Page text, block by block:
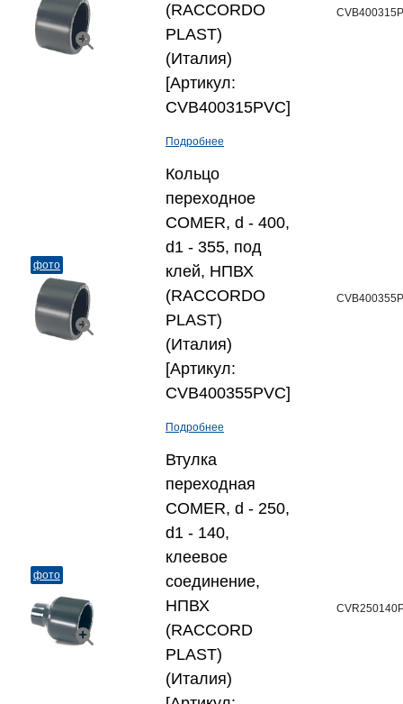
(RACCORDO
PLAST)
(Италия)
[Артикул:
CVB400315PVC]
Подробнее
фото
Кольцо
переходное
COMER, d - 400,
d1 - 355, под
клей, НПВХ
(RACCORDO
PLAST)
(Италия)
[Артикул:
CVB400355PVC]
Подробнее
фото
Втулка
переходная
COMER, d - 250,
d1 - 140,
клеевое
соединение,
НПВХ
(RACCORD
PLAST)
(Италия)